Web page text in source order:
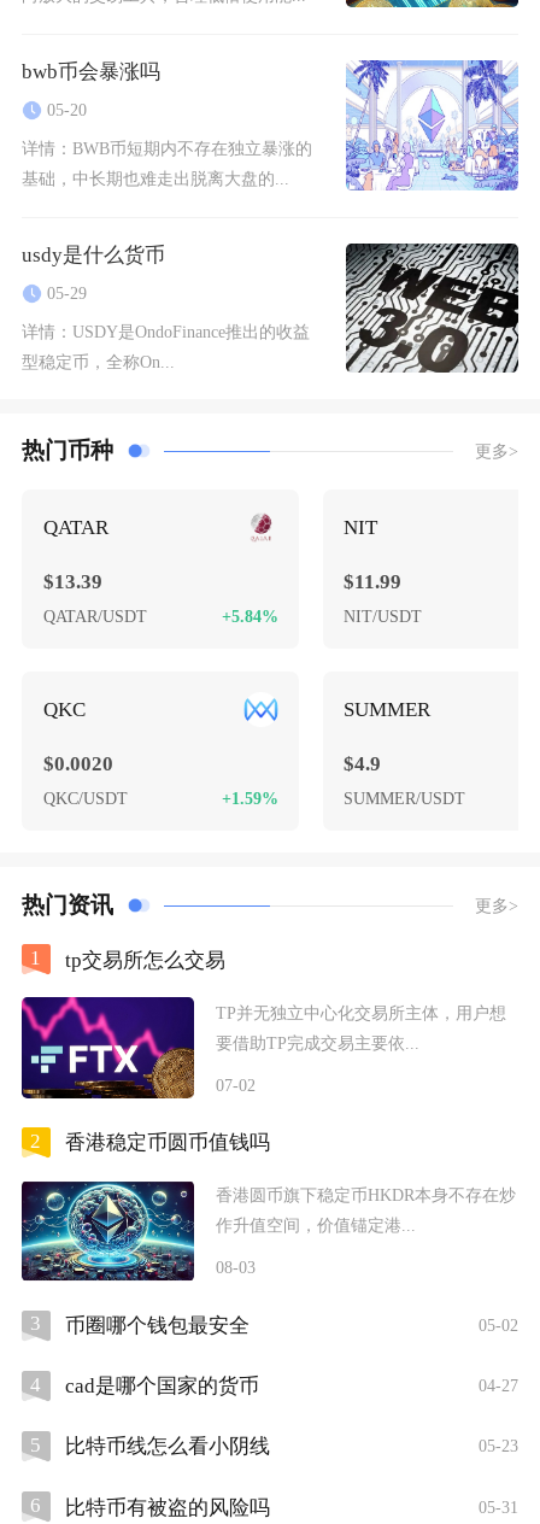
bwb币会暴涨吗
05-20
详情： BWB币短期内不存在独立暴涨的
基础，中长期也难走出脱离大盘的...
usdy是什么货币
05-29
详情： USDY是OndoFinance推出的收益
型稳定币，全称On...
热门币种 更多>
QATAR
$13.39
QATAR/USDT +5.84%
QKC
$0.0020
QKC/USDT +1.59%
NIT
$11.99
NIT/USDT
SUMMER
$4.9
SUMMER/USDT
热门资讯 更多>
1 tp交易所怎么交易
TP并无独立中心化交易所主体，用户想
要借助TP完成交易主要依...
07-02
2 香港稳定币圆币值钱吗
香港圆币旗下稳定币HKDR本身不存在炒
作升值空间，价值锚定港...
08-03
3 币圈哪个钱包最安全 05-02
4 cad是哪个国家的货币 04-27
5 比特币线怎么看小阴线 05-23
6 比特币有被盗的风险吗 05-31